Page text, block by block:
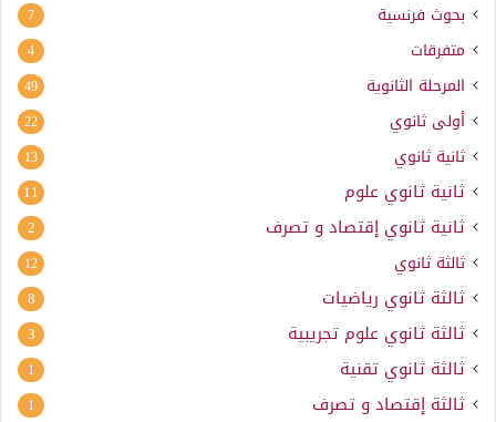
بحوث فرنسية 7
متفرقات 4
المرحلة الثانوية 49
أولى ثانوي 22
ثانية ثانوي 13
ثانية ثانوي علوم 11
ثانية ثانوي إقتصاد و تصرف 2
ثالثة ثانوي 12
ثالثة ثانوي رياضيات 8
ثالثة ثانوي علوم تجريبية 3
ثالثة ثانوي تقنية 1
ثالثة إقتصاد و تصرف 1